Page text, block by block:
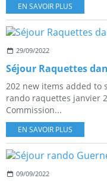
EN SAVOIR PLUS
29/09/2022
Séjour Raquettes
202 new items added to
rando raquettes janvier
Commission...
EN SAVOIR PLUS
09/09/2022